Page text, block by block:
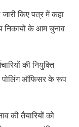
किए पत्र में कहा
निकायों के आम चुनाव
की नियुक्ति
पोलिंग ऑफिसर के रूप
की तैयारियों को